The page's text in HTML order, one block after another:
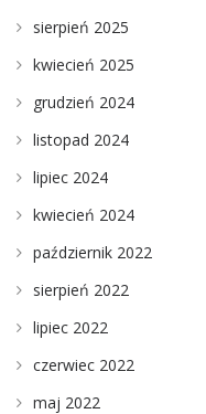
sierpień 2025
kwiecień 2025
grudzień 2024
listopad 2024
lipiec 2024
kwiecień 2024
październik 2022
sierpień 2022
lipiec 2022
czerwiec 2022
maj 2022